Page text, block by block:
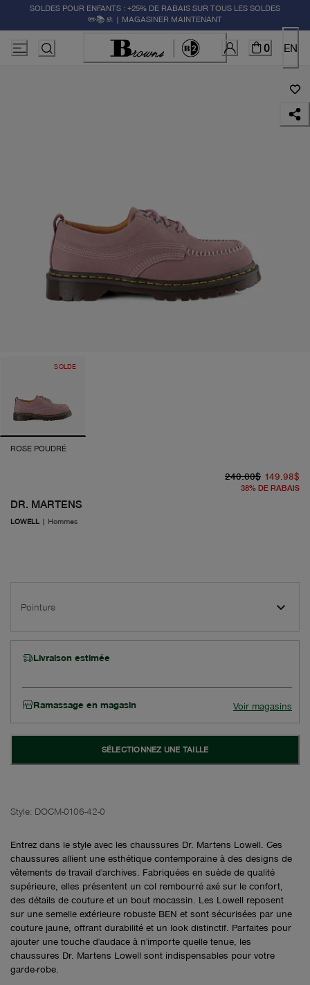
SOLDES POUR ENFANTS : +25% DE RABAIS SUR TOUS LES SOLDES
✏️📚🚸 | MAGASINER MAINTENANT
0 EN
SOLDE
ROSE POUDRÉ
DR. MARTENS
LOWELL | Hommes
240.00$ 149.98$
38% DE RABAIS
Pointure
Livraison estimée
Ramassage en magasin Voir magasins
SÉLECTIONNEZ UNE TAILLE
Style: DOCM-0106-42-0
Entrez dans le style avec les chaussures Dr. Martens Lowell. Ces
chaussures allient une esthétique contemporaine à des designs de
vêtements de travail d'archives. Fabriquées en suède de qualité
supérieure, elles présentent un col rembourré axé sur le confort,
des détails de couture et un bout mocassin. Les Lowell reposent
sur une semelle extérieure robuste BEN et sont sécurisées par une
couture jaune, offrant durabilité et un look distinctif. Parfaites pour
ajouter une touche d'audace à n'importe quelle tenue, les
chaussures Dr. Martens Lowell sont indispensables pour votre
garde-robe.